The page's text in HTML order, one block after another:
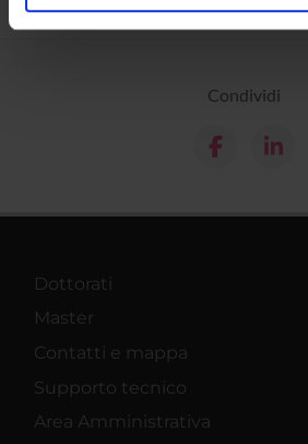
analizzare il nostro traffico.
pubblicità e social media, i quali
raccolto dal tuo utilizzo dei loro
Condividi
Dottorati
Master
Contatti e mappa
Supporto tecnico
Area Amministrativa